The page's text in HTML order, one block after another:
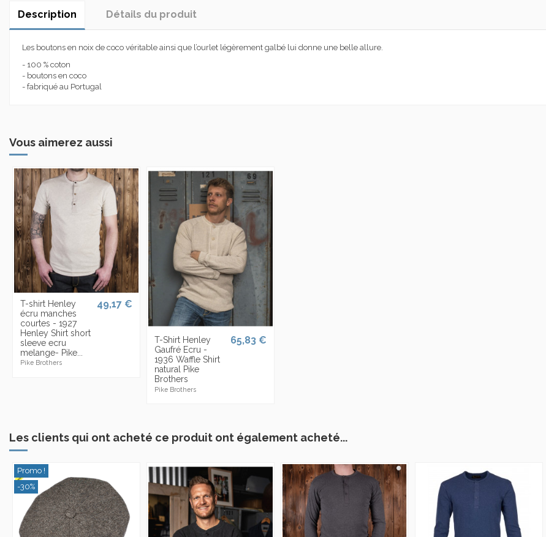
Description Détails du produit
Les boutons en noix de coco véritable ainsi que l’ourlet légèrement galbé lui donne une belle allure.
- 100 % coton
- boutons en coco
- fabriqué au Portugal
Vous aimerez aussi
T-shirt Henley
écru manches
courtes - 1927
Henley Shirt short
sleeve ecru
melange- Pike...
Pike Brothers
49,17 €
T-Shirt Henley
Gaufré Ecru -
1936 Waffle Shirt
natural Pike
Brothers
Pike Brothers
65,83 €
Les clients qui ont acheté ce produit ont également acheté...
Promo !
-30%